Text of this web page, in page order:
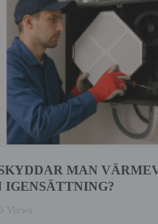
MAN
IGENSÄTTNING?
Views